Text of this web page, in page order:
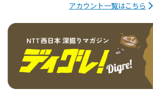
アカウント一覧はこちら